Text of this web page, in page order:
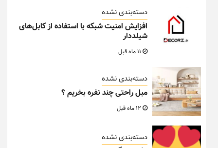
دسته‌بندی نشده
افزایش امنیت شبکه با استفاده از کابل‌های
شیلددار
دسته‌بندی نشده
مبل راحتی چند نفره بخریم ؟
دسته‌بندی نشده